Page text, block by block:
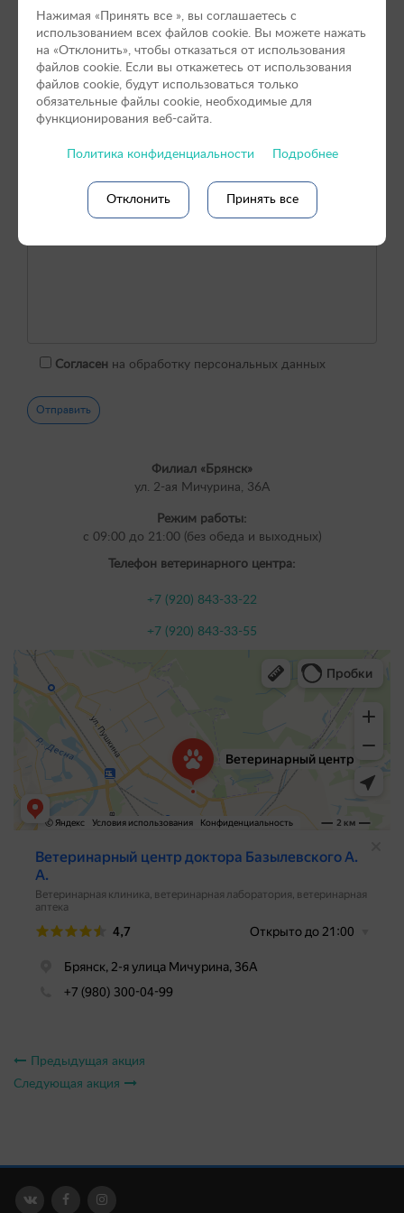
Согласен на обработку персональных данных
Филиал «Брянск»
ул. 2-ая Мичурина, 36А
Режим работы:
с 09:00 до 21:00 (без обеда и выходных)
Телефон ветеринарного центра:
+7 (920) 843-33-22
+7 (920) 843-33-55
Предыдущая акция
Следующая акция
Нажимая «Принять вce », вы соглашаетесь с
использованием всех файлов cookie. Вы можете нажать
на «Отклонить», чтобы отказаться от использования
файлов сookie. Если вы откажетесь от использования
файлов cookie, будут использоваться только
обязательные файлы cookie, необходимые для
функционирования веб-сайта.
Политика конфиденциальности Подробнее
Отклонить Принять все